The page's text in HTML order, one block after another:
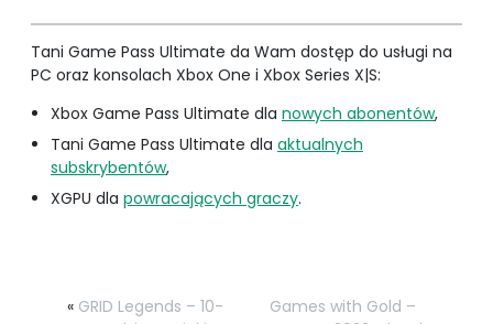
Tani Game Pass Ultimate da Wam dostęp do usługi na
PC oraz konsolach Xbox One i Xbox Series X|S:
Xbox Game Pass Ultimate dla nowych abonentów,
Tani Game Pass Ultimate dla aktualnych
subskrybentów,
XGPU dla powracających graczy.
« GRID Legends – 10-
Games with Gold –